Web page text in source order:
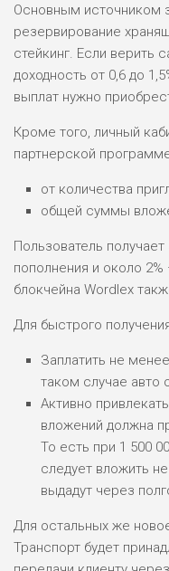
НАЗВАНИЕ
ДОХОД: ВЫСОКИЙ
БЮДЖЕТ: ВЫСОКИЙ
ДОХОД: ВЫСОКИЙ
БЮДЖЕТ: НИЗКИЙ
РИСКИ: НИЗКИЕ
ДОХОД: НИЗКИЙ
БЮДЖЕТ: НИЗКИЙ
Основным источником
резервирование
стейкинг. Если верить
доходность от 0,6 до
выплат нужно
Кроме того, личный
партнерской
от количества
общей суммы
Пользователь
пополнения и около
блокчейна Wordlex
Для быстрого
Заплатить не
таком случае авто
Активно
вложений должна
То есть при 1 500
следует вложить
выдадут через
Для остальных же
Транспорт будет